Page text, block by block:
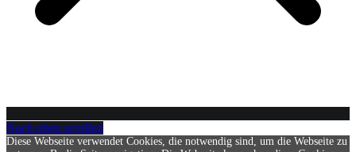
Nach oben scrollen
Diese Webseite verwendet Cookies, die notwendig sind, um die Webseite zu